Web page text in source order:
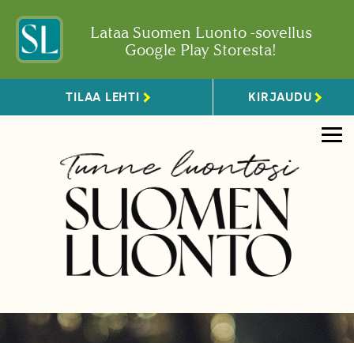
Lataa Suomen Luonto -sovellus
Google Play Storesta!
TILAA LEHTI KIRJAUDU